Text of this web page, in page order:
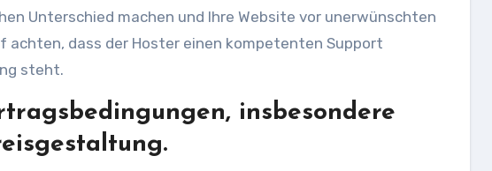
Unterschied machen und Ihre Website vor unerwünschten
dass der Hoster einen kompetenten Support
steht.
insbesondere